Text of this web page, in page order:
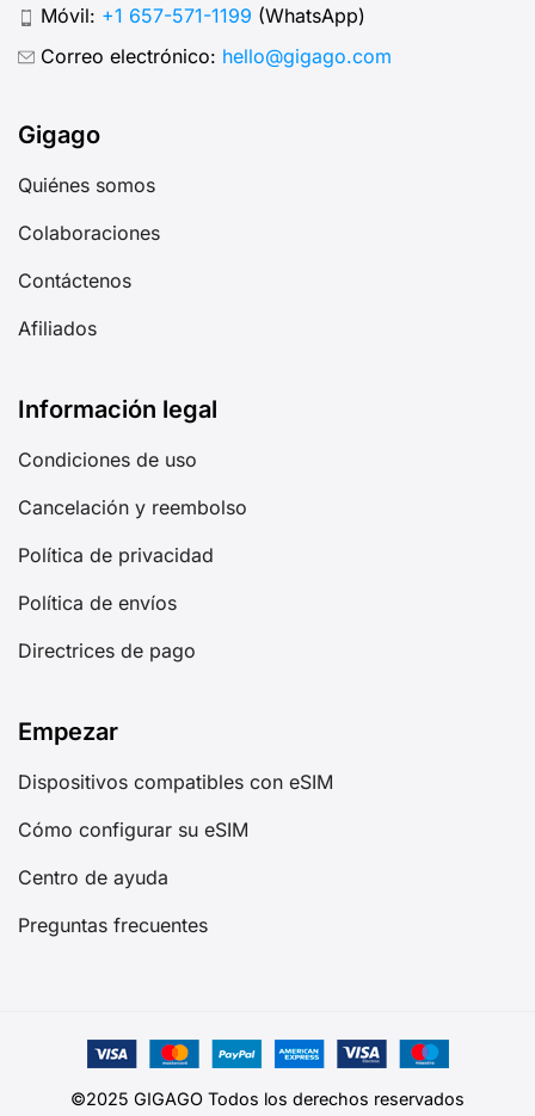
Móvil: +1 657-571-1199 (WhatsApp)
Correo electrónico: hello@gigago.com
Gigago
Quiénes somos
Colaboraciones
Contáctenos
Afiliados
Información legal
Condiciones de uso
Cancelación y reembolso
Política de privacidad
Política de envíos
Directrices de pago
Empezar
Dispositivos compatibles con eSIM
Cómo configurar su eSIM
Centro de ayuda
Preguntas frecuentes
©2025 GIGAGO Todos los derechos reservados